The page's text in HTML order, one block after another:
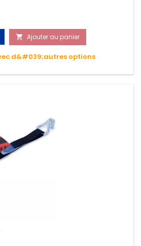
vos chargements pendant
très résistante aux UV et aux
n'absorbe pas l'eau.
 Ajouter au panier
d&#039;autres options